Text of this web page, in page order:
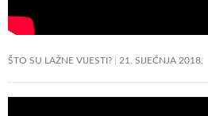
ŠTO SU LAŽNE VIJESTI? 21. SIJEČNJA 2018.